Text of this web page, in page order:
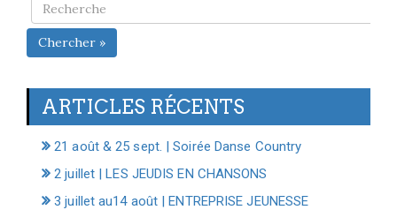
Chercher »
ARTICLES RÉCENTS
21 août & 25 sept. | Soirée Danse Country
2 juillet | LES JEUDIS EN CHANSONS
3 juillet au14 août | ENTREPRISE JEUNESSE